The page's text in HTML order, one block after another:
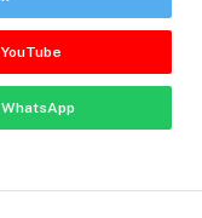
YouTube
WhatsApp